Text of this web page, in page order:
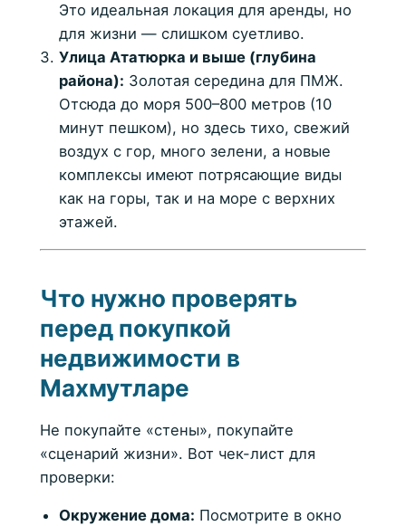
Это идеальная локация для аренды, но
для жизни — слишком суетливо.
Улица Ататюрка и выше (глубина
района): Золотая середина для ПМЖ.
Отсюда до моря 500–800 метров (10
минут пешком), но здесь тихо, свежий
воздух с гор, много зелени, а новые
комплексы имеют потрясающие виды
как на горы, так и на море с верхних
этажей.
Что нужно проверять
перед покупкой
недвижимости в
Махмутларе
Не покупайте «стены», покупайте
«сценарий жизни». Вот чек-лист для
проверки:
Окружение дома: Посмотрите в окно